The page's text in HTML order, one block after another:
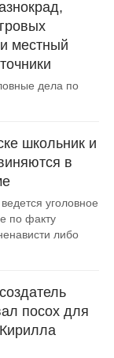
местный
дела по
школьник и
в
уголовное
по факту
либо
посох для